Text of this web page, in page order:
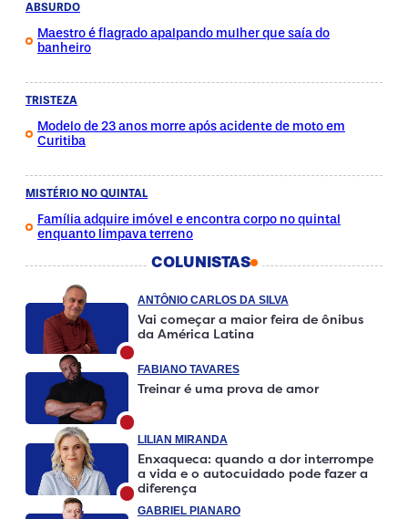
ABSURDO
Maestro é flagrado apalpando mulher que saía do
banheiro
TRISTEZA
Modelo de 23 anos morre após acidente de moto em
Curitiba
MISTÉRIO NO QUINTAL
Família adquire imóvel e encontra corpo no quintal
enquanto limpava terreno
COLUNISTAS
ANTÔNIO CARLOS DA SILVA
Vai começar a maior feira de ônibus
da América Latina
FABIANO TAVARES
Treinar é uma prova de amor
LILIAN MIRANDA
Enxaqueca: quando a dor interrompe
a vida e o autocuidado pode fazer a
diferença
GABRIEL PIANARO